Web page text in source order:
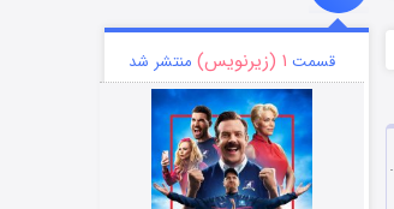
قسمت ۱ (زیرنویس) منتشر شد